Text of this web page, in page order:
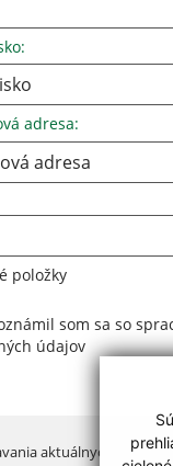
adresa:
položky
som sa so
údajov
aktuálnych